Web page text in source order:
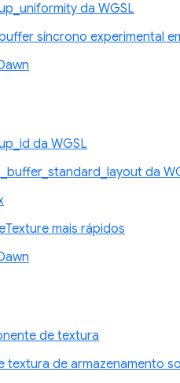
da WGSL
síncrono experimental
da WGSL
da
mais rápidos
de textura
textura de armazenamento